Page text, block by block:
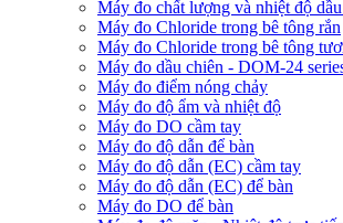
Máy đo chất lượng và nhiệt độ
Máy đo Chloride trong bê tông rắn
Máy đo Chloride trong bê tông
Máy đo dầu chiên - DOM-24
Máy đo điểm nóng chảy
Máy đo độ ẩm và nhiệt độ
Máy đo DO cầm tay
Máy đo độ dẫn để bàn
Máy đo độ dẫn (EC) cầm tay
Máy đo độ dẫn (EC) để bàn
Máy đo DO để bàn